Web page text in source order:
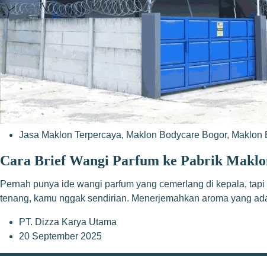
Jasa Maklon Terpercaya, Maklon Bodycare Bogor, Maklon
Cara Brief Wangi Parfum ke Pabrik
Pernah punya ide wangi parfum yang cemerlang di kepala,
tenang, kamu nggak sendirian. Menerjemahkan aroma yang
PT. Dizza Karya Utama
20 September 2025